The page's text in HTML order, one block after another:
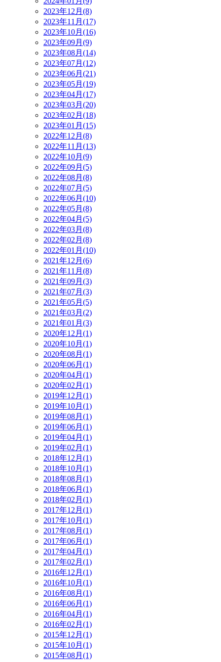
2023年12月(8)
2023年11月(17)
2023年10月(16)
2023年09月(9)
2023年08月(14)
2023年07月(12)
2023年06月(21)
2023年05月(19)
2023年04月(17)
2023年03月(20)
2023年02月(18)
2023年01月(15)
2022年12月(8)
2022年11月(13)
2022年10月(9)
2022年09月(5)
2022年08月(8)
2022年07月(5)
2022年06月(10)
2022年05月(8)
2022年04月(5)
2022年03月(8)
2022年02月(8)
2022年01月(10)
2021年12月(6)
2021年11月(8)
2021年09月(3)
2021年07月(3)
2021年05月(5)
2021年03月(2)
2021年01月(3)
2020年12月(1)
2020年10月(1)
2020年08月(1)
2020年06月(1)
2020年04月(1)
2020年02月(1)
2019年12月(1)
2019年10月(1)
2019年08月(1)
2019年06月(1)
2019年04月(1)
2019年02月(1)
2018年12月(1)
2018年10月(1)
2018年08月(1)
2018年06月(1)
2018年02月(1)
2017年12月(1)
2017年10月(1)
2017年08月(1)
2017年06月(1)
2017年04月(1)
2017年02月(1)
2016年12月(1)
2016年10月(1)
2016年08月(1)
2016年06月(1)
2016年04月(1)
2016年02月(1)
2015年12月(1)
2015年10月(1)
2015年08月(1)